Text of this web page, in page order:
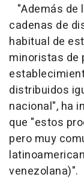
"Además de
cadenas de
habitual de
minoristas de
distribuidos
nacional", ha
que "estos
pero muy
venezolana)".